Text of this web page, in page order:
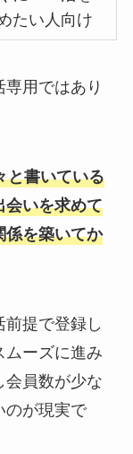
たい人向け
用ではあり
と書いている
会いを求めて
係を築いてか
提で登録し
ムーズに進み
会員数が少な
のが現実で